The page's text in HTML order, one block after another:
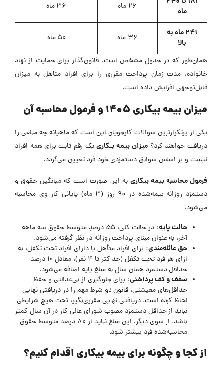
ماه
۲۶ ماه ۳۶ ماه
۲۴۱ ماه به
بالا
۳۶ ماه ۵۰ ماه
همان‌طور که در جدول مشخص است، قانون‌گذار برای حمایت از نهاد
خانواده، مدت زمان پرداخت مقرری را برای افراد متاهل به میزان
قابل‌توجهی افزایش داده است.
میزان بیمه بیکاری 1405 و فرمول محاسبه آن
یکی از پرتکرارترین سوالات کارجویان این است که ماهیانه چه مبلغی را
دریافت خواهند کرد؟میزان بیمه بیکارییک رقم ثابت برای همه افراد
نیست و بر اساس سوابق دستمزدی خود فرد تعیین می‌گردد.
فرمول محاسبه بیمه بیکاری به این صورت است که میانگین حقوق و
دستمزد روزانه بیمه‌شده در ۹۰ روز (۳ ماه) پایانی کار وی محاسبه
می‌شود.
حالت پایه:
در حالت کلی، ۵۵ درصدِ متوسط حقوق سه ماهه
آخر، به عنوان مبنای پرداخت روزانه در نظر گرفته می‌شود.
حق عائله‌مندی: برای افراد متأهل یا دارای افراد تحت تکفل، به
ازای هر فرد تحت تکفل (حداکثر تا ۴ نفر)، معادل ۱۰ درصد
حداقل دستمزد همان سال به مبلغ پایه اضافه می‌شود.
سقف و کف پرداختی: برای جلوگیری از بی‌عدالتی و حفظ
حداقل‌های معیشتی، قانون دو شرط مهم را در دریافتی نهایی
لحاظ کرده است. دریافتی نهایی مقرری‌بگیر، تحت هیچ شرایطی
نباید از حداقل دستمزد مصوب شورای عالی کار در آن سال کمتر
باشد. از سوی دیگر، این مبلغ نباید از ۸۰ درصد متوسط حقوق
محاسبه‌شده فرد بیشتر شود.
از کجا و چگونه برای بیمه بیکاری اقدام کنیم؟